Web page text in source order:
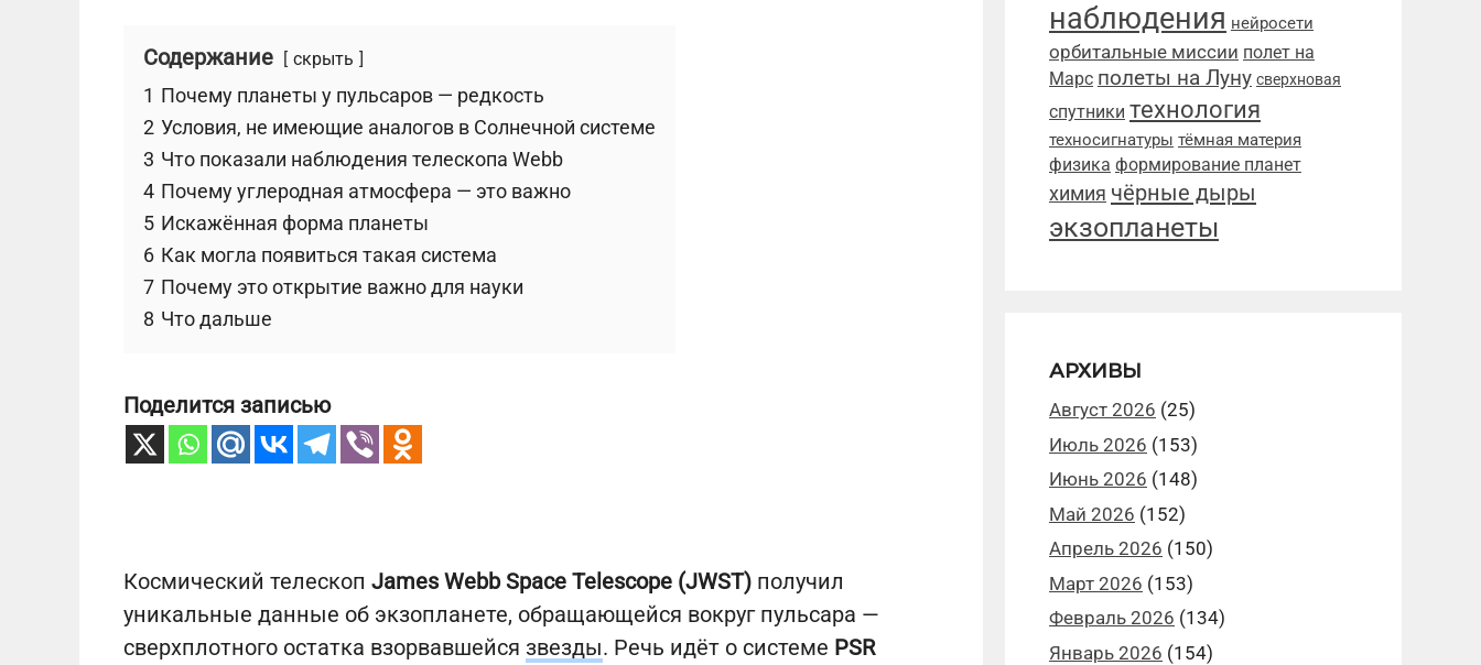
Содержание скрыть
1 Почему планеты у пульсаров — редкость
2 Условия, не имеющие аналогов в Солнечной системе
3 Что показали наблюдения телескопа Webb
4 Почему углеродная атмосфера — это важно
5 Искажённая форма планеты
6 Как могла появиться такая система
7 Почему это открытие важно для науки
8 Что дальше
Поделится записью
Космический телескоп James Webb Space Telescope (JWST) получил
уникальные данные об экзопланете, обращающейся вокруг пульсара —
сверхплотного остатка взорвавшейся звезды. Речь идёт о системе PSR
наблюдения нейросети
орбитальные миссии полет на
Марс полеты на Луну сверхновая
спутники технология
техносигнатуры тёмная материя
физика формирование планет
химия чёрные дыры
экзопланеты
АРХИВЫ
Август 2026 (25)
Июль 2026 (153)
Июнь 2026 (148)
Май 2026 (152)
Апрель 2026 (150)
Март 2026 (153)
Февраль 2026 (134)
Январь 2026 (154)